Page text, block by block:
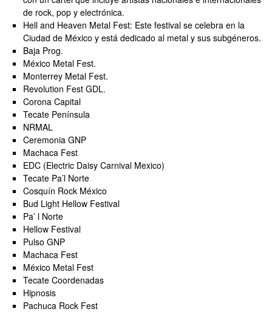
de rock, pop y electrónica.
Hell and Heaven Metal Fest: Este festival se celebra en la
Ciudad de México y está dedicado al metal y sus subgéneros.
Baja Prog.
México Metal Fest.
Monterrey Metal Fest.
Revolution Fest GDL.
Corona Capital
Tecate Península
NRMAL
Ceremonia GNP
Machaca Fest
EDC (Electric Daisy Carnival Mexico)
Tecate Pa’l Norte
Cosquín Rock México
Bud Light Hellow Festival
Pa’ l Norte
Hellow Festival
Pulso GNP
Machaca Fest
México Metal Fest
Tecate Coordenadas
Hipnosis
Pachuca Rock Fest